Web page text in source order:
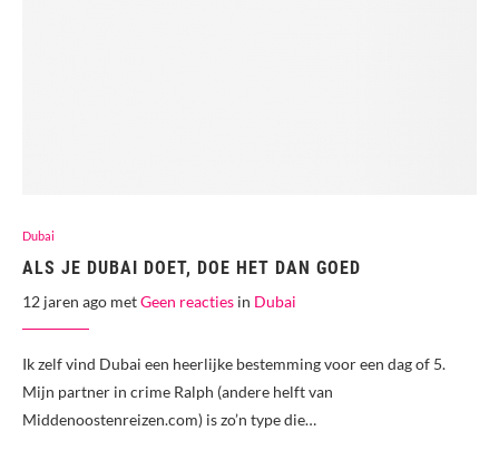
Dubai
ALS JE DUBAI DOET, DOE HET DAN GOED
12 jaren ago metGeen reacties in Dubai
Ik zelf vind Dubai een heerlijke bestemming voor een dag of 5.
Mijn partner in crime Ralph (andere helft van
Middenoostenreizen.com) is zo’n type die…